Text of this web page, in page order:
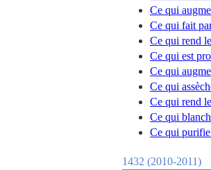
Ce qui
Ce qui fait
Ce qui rend
Ce qui est
Ce qui
Ce qui
Ce qui rend
Ce qui
Ce qui
1432 (2010-2011)